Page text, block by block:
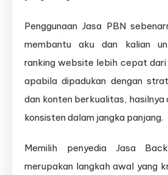
Penggunaan Jasa PBN
membantu aku dan kalian
ranking website lebih cepat dari
apabila dipadukan dengan
dan konten berkualitas, hasilnya
konsisten dalam jangka panjang.
Memilih penyedia Jasa
merupakan langkah awal yang